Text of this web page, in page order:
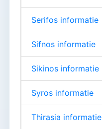
Serifos informatie
Sifnos informatie
Sikinos informatie
Syros informatie
Thirasia informatie